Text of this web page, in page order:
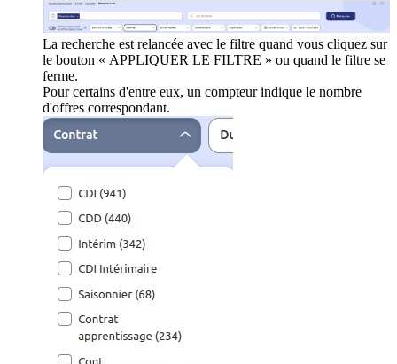
La recherche est relancée avec le filtre quand vous cliquez sur
le bouton « APPLIQUER LE FILTRE » ou quand le filtre se
ferme.
Pour certains d'entre eux, un compteur indique le nombre
d'offres correspondant.